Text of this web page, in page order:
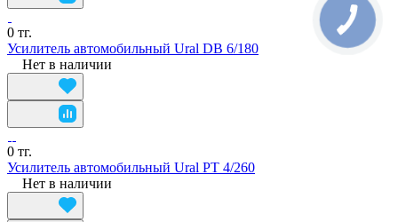
0 тг.
Усилитель автомобильный Ural DB 6/180
Нет в наличии
0 тг.
Усилитель автомобильный Ural PT 4/260
Нет в наличии